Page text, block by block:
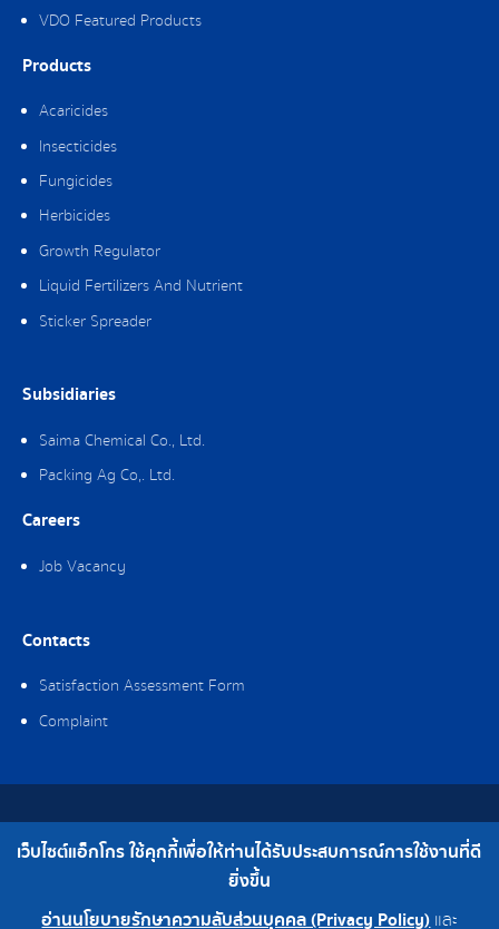
VDO Featured Products
Products
Acaricides
Insecticides
Fungicides
Herbicides
Growth Regulator
Liquid Fertilizers And Nutrient
Sticker Spreader
Subsidiaries
Saima Chemical Co., Ltd.
Packing Ag Co,. Ltd.
Careers
Job Vacancy
Contacts
Satisfaction Assessment Form
Complaint
Copyright © 2019 Ag-gro (Thailand) Co., Ltd. All Rights Reserved.
Telephone : 0-2308-2102 | Fax : 0-2308-2487
เว็บไซต์แอ็กโกร ใช้คุกกี้เพื่อให้ท่านได้รับประสบการณ์การใช้งานที่ดี
ยิ่งขึ้น
อ่านนโยบายรักษาความลับส่วนบุคคล (Privacy Policy) และ
0-2308-2102